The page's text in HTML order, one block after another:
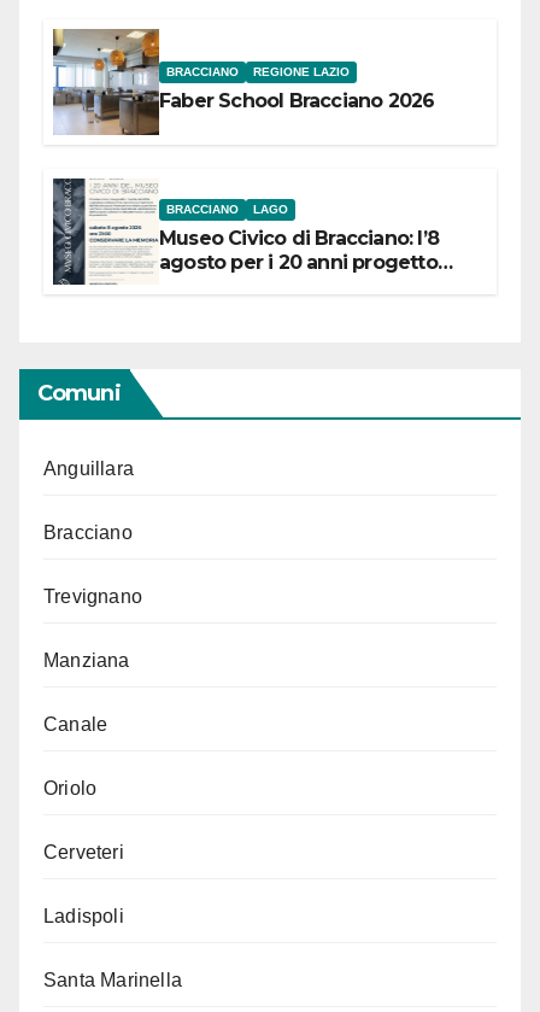
BRACCIANO REGIONE LAZIO
Faber School Bracciano 2026
BRACCIANO LAGO
Museo Civico di Bracciano: l’8
agosto per i 20 anni progetto
Comuni
Anguillara
Bracciano
Trevignano
Manziana
Canale
Oriolo
Cerveteri
Ladispoli
Santa Marinella